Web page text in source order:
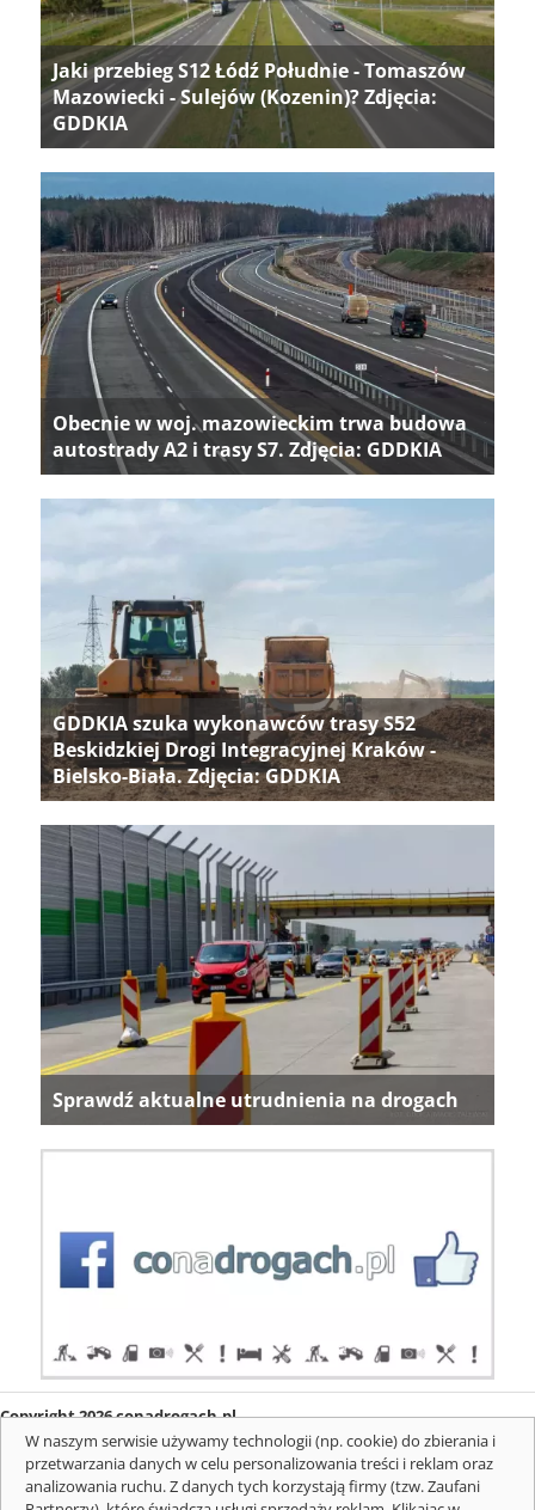
Jaki przebieg S12 Łódź Południe - Tomaszów
Mazowiecki - Sulejów (Kozenin)? Zdjęcia:
GDDKIA
Obecnie w woj. mazowieckim trwa budowa
autostrady A2 i trasy S7. Zdjęcia: GDDKIA
GDDKIA szuka wykonawców trasy S52
Beskidzkiej Drogi Integracyjnej Kraków -
Bielsko-Biała. Zdjęcia: GDDKIA
Sprawdź aktualne utrudnienia na drogach
Copyright 2026 conadrogach.pl
O firmie
Redakcja Regulamin
Informacje o cookies
Mapa serwisu
Komunikaty
W naszym serwisie używamy technologii (np. cookie) do zbierania i
przetwarzania danych w celu personalizowania treści i reklam oraz
analizowania ruchu. Z danych tych korzystają firmy (tzw. Zaufani